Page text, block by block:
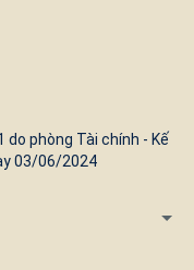
do phòng Tài chính - Kế
03/06/2024